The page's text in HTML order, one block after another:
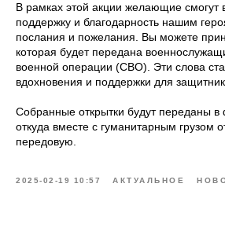
В рамках этой акции желающие смогут
поддержку и благодарность нашим
послания и пожелания. Вы можете
которая будет передана
военной операции (СВО). Эти слова
вдохновения и поддержки для
Собранные открытки будут переданы в
откуда вместе с гуманитарным грузом
передовую.
2025-02-19 10:57 АКТУАЛЬНОЕ